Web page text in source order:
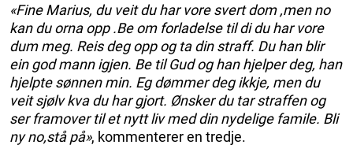
«Fine Marius, du veit du har vore svert dom ,men no
kan du orna opp .Be om forladelse til di du har vore
dum meg. Reis deg opp og ta din straff. Du han blir
ein god mann igjen. Be til Gud og han hjelper deg, han
hjelpte sønnen min. Eg dømmer deg ikkje, men du
veit sjølv kva du har gjort. Ønsker du tar straffen og
ser framover til et nytt liv med din nydelige famile. Bli
ny no,stå på», kommenterer en tredje.